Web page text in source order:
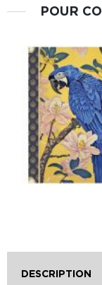
POUR
DESCRIPTION